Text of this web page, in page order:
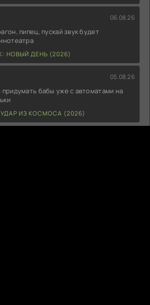
06.08.26
пипец, пускай звук будет
НОВЫЙ ДЕНЬ (2026)
05.08.26
придумать бабы уже с автоматами на
ИЗ КОСМОСА (2026)